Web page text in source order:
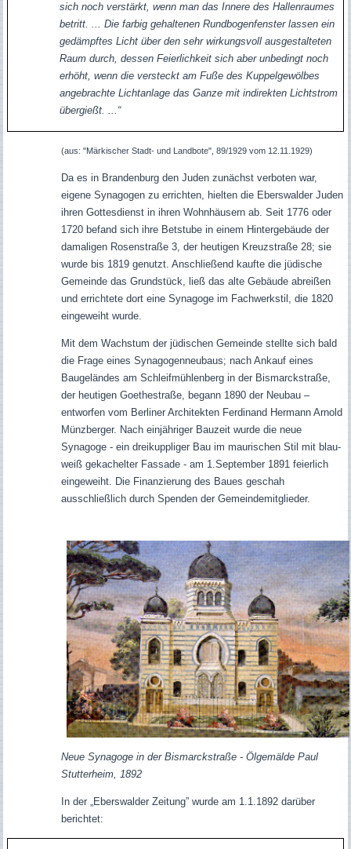
sich noch verstärkt, wenn man das Innere des Hallenraumes
betritt. ... Die farbig gehaltenen Rundbogenfenster lassen ein
gedämpftes Licht über den sehr wirkungsvoll ausgestalteten
Raum durch, dessen Feierlichkeit sich aber unbedingt noch
erhöht, wenn die versteckt am Fuße des Kuppelgewölbes
angebrachte Lichtanlage das Ganze mit indirekten Lichtstrom
übergießt. ...“
(aus: "Märkischer Stadt- und Landbote", 89/1929 vom 12.11.1929)
Da es in Brandenburg den Juden zunächst verboten war,
eigene Synagogen zu errichten, hielten die Eberswalder Juden
ihren Gottesdienst in ihren Wohnhäusern ab. Seit 1776 oder
1720 befand sich ihre Betstube in einem Hintergebäude der
damaligen Rosenstraße 3, der heutigen Kreuzstraße 28; sie
wurde bis 1819 genutzt. Anschließend kaufte die jüdische
Gemeinde das Grundstück, ließ das alte Gebäude abreißen
und errichtete dort eine Synagoge im Fachwerkstil, die 1820
eingeweiht wurde.
Mit dem Wachstum der jüdischen Gemeinde stellte sich bald
die Frage eines Synagogenneubaus; nach Ankauf eines
Baugeländes am Schleifmühlenberg in der Bismarckstraße,
der heutigen Goethestraße, begann 1890 der Neubau –
entworfen vom Berliner Architekten Ferdinand Hermann Arnold
Münzberger. Nach einjähriger Bauzeit wurde die neue
Synagoge - ein dreikuppliger Bau im maurischen Stil mit blau-
weiß gekachelter Fassade - am 1.September 1891 feierlich
eingeweiht. Die Finanzierung des Baues geschah
ausschließlich durch Spenden der Gemeindemitglieder.
Neue Synagoge in der Bismarckstraße - Ölgemälde Paul
Stutterheim, 1892
In der „Eberswalder Zeitung” wurde am 1.1.1892 darüber
berichtet: